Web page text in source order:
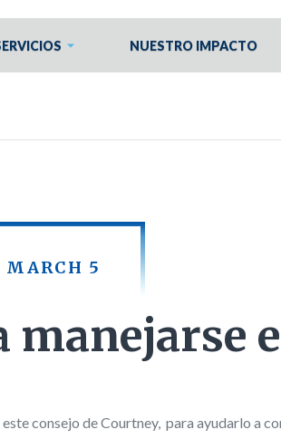
NUESTRO IMPACTO
MARCH 5
manejarse
consejo de Courtney, para ayudarlo a